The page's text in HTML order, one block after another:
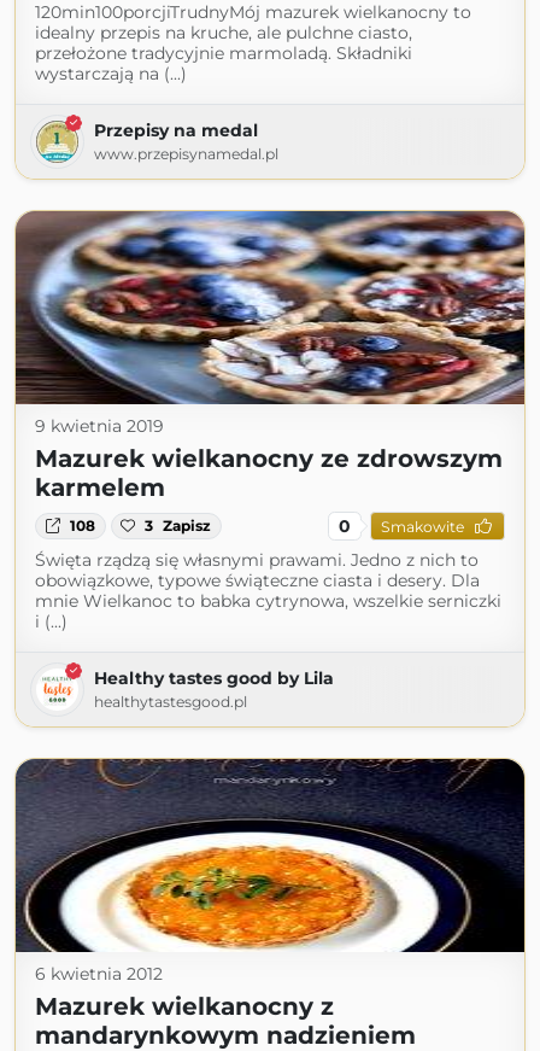
120min100porcjiTrudnyMój mazurek wielkanocny to
idealny przepis na kruche, ale pulchne ciasto,
przełożone tradycyjnie marmoladą. Składniki
wystarczają na (...)
Przepisy na medal
www.przepisynamedal.pl
9 kwietnia 2019
Mazurek wielkanocny ze zdrowszym
karmelem
108 3 Zapisz 0 Smakowite
Święta rządzą się własnymi prawami. Jedno z nich to
obowiązkowe, typowe świąteczne ciasta i desery. Dla
mnie Wielkanoc to babka cytrynowa, wszelkie serniczki
i (...)
Healthy tastes good by Lila
healthytastesgood.pl
6 kwietnia 2012
Mazurek wielkanocny z
mandarynkowym nadzieniem